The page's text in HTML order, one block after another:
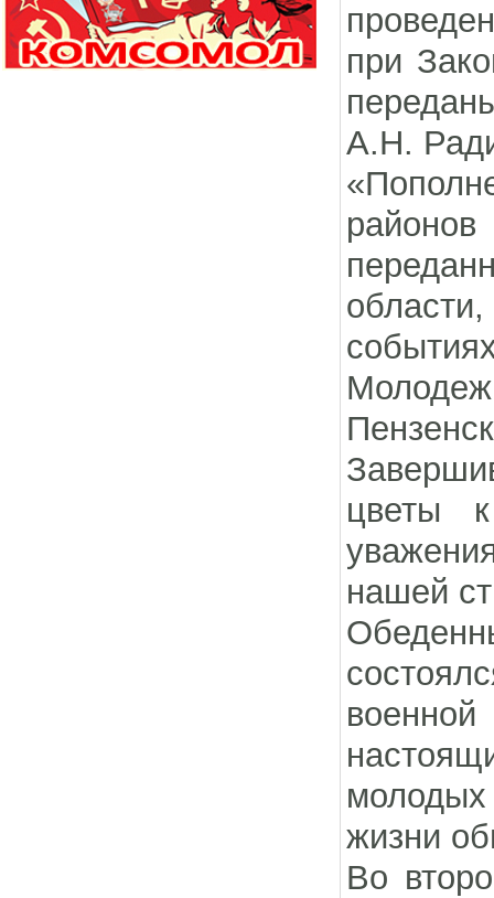
при
А.Н.
цветы
нашей
жизни
Во